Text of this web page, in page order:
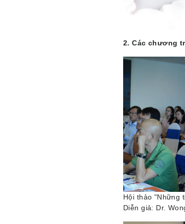
2. Các chương
Hội thảo "Những
Diễn giả: Dr.